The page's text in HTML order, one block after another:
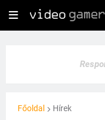
Főoldal Hírek